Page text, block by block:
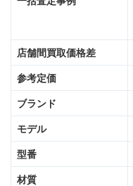
店舗間買取価格差
参考定価
ブランド
モデル
型番
材質